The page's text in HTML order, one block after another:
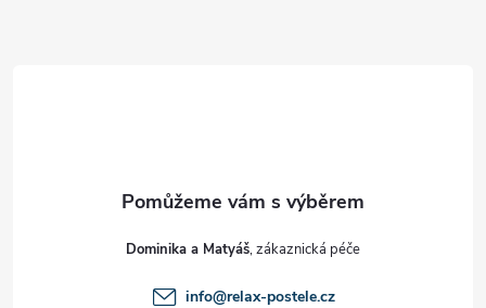
Dominika a Matyáš
info@relax-postele.cz